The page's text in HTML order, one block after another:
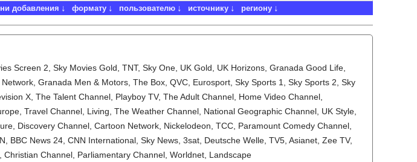
добавления формату пользователю источнику региону
Screen 2, Sky Movies Gold, TNT, Sky One, UK Gold, UK Horizons, Granada Good Life,
Granada Men & Motors, The Box, QVC, Eurosport, Sky Sports 1, Sky Sports 2, Sky
X, The Talent Channel, Playboy TV, The Adult Channel, Home Video Channel,
Travel Channel, Living, The Weather Channel, National Geographic Channel, UK Style,
Discovery Channel, Cartoon Network, Nickelodeon, TCC, Paramount Comedy Channel,
BBC News 24, CNN International, Sky News, 3sat, Deutsche Welle, TV5, Asianet, Zee TV,
Channel, Parliamentary Channel, Worldnet, Landscape